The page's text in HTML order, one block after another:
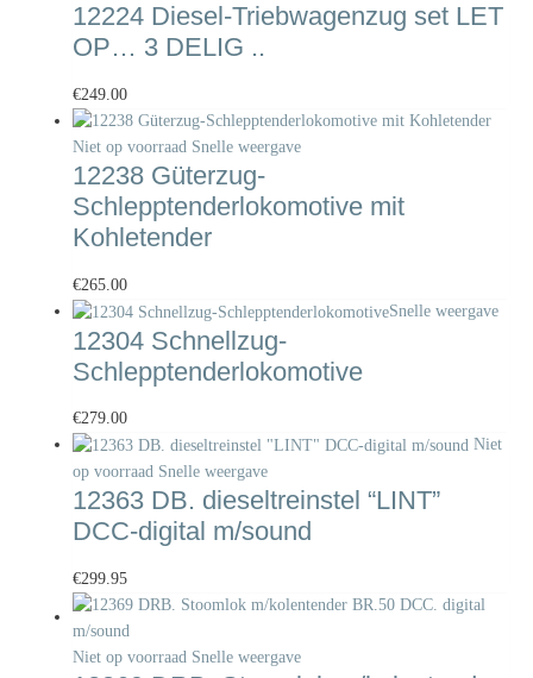
12224 Diesel-Triebwagenzug set LET
OP… 3 DELIG ..
€249.00
Niet op voorraad Snelle weergave
12238 Güterzug-
Schlepptenderlokomotive mit
Kohletender
€265.00
Snelle weergave
12304 Schnellzug-
Schlepptenderlokomotive
€279.00
Niet
op voorraad Snelle weergave
12363 DB. dieseltreinstel “LINT”
DCC-digital m/sound
€299.95
Niet op voorraad Snelle weergave